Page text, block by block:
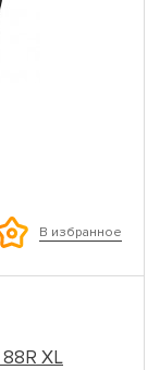
В избранное
XL